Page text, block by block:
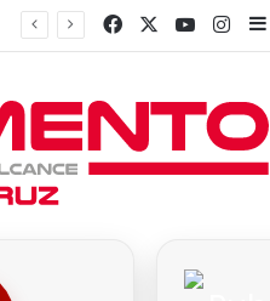
FacebookYouTube